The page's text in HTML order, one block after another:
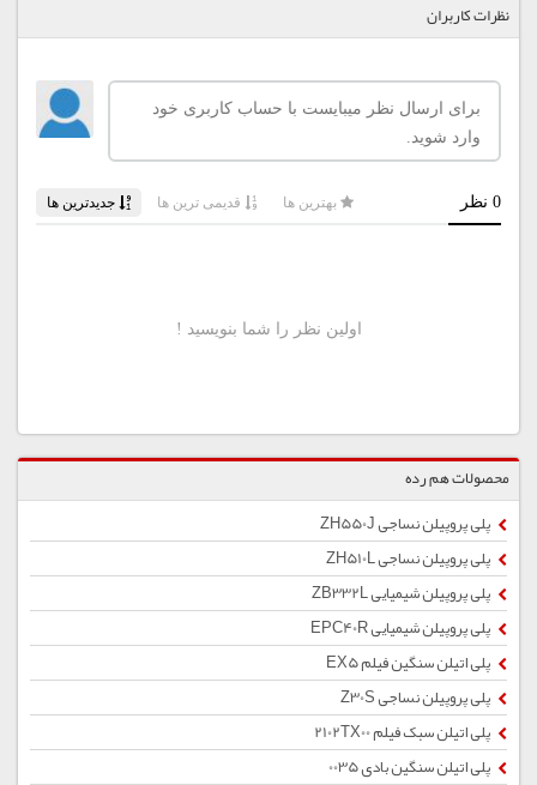
نظرات کاربران
محصولات هم رده
پلی پروپیلن نساجی ZH550J
پلی پروپیلن نساجی ZH510L
پلی پروپیلن شیمیایی ZB332L
پلی پروپیلن شیمیایی EPC40R
پلی اتیلن سنگین فیلم EX5
پلی پروپیلن نساجی Z30S
پلی اتیلن سبک فیلم 2102TX00
پلی اتیلن سنگین بادی 0035